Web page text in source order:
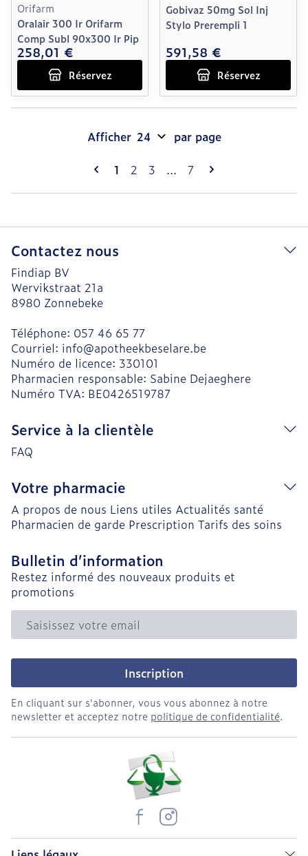
Orifarm
Oralair 300 Ir Orifarm
Comp Subl 90x300 Ir Pip
258,01 €
Réservez
Gobivaz 50mg Sol Inj
Stylo Prerempli 1
591,58 €
Réservez
Pages
Vous lisez actuellement la page
1 Page
2 Page
3 ... Page
7
Afficher par page
Contactez nous
Findiap BV
Wervikstraat 21a
8980 Zonnebeke
Téléphone: 057 46 65 77
Courriel: info@apotheekbeselare.be
Numéro de licence: 330101
Pharmacien responsable: Sabine Dejaeghere
Numéro TVA: BE0426519787
Service à la clientèle
FAQ
Votre pharmacie
A propos de nous Liens utiles Actualités santé
Pharmacien de garde Prescription Tarifs des soins
Bulletin d’information
Restez informé des nouveaux produits et
promotions
Adresse mail
Inscription
En cliquant sur s'abonner, vous vous abonnez à notre
newsletter et acceptez notre politique de confidentialité.